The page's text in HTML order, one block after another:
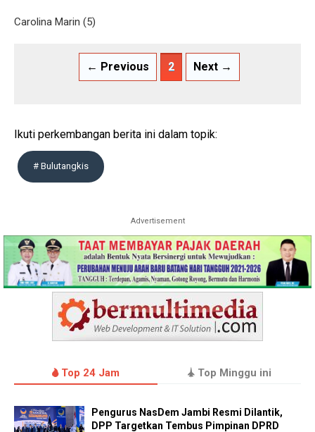
Carolina Marin (5)
← Previous 2 Next →
Ikuti perkembangan berita ini dalam topik:
# Bulutangkis
Advertisement
Top 24 Jam Top Minggu ini
Pengurus NasDem Jambi Resmi Dilantik,
DPP Targetkan Tembus Pimpinan DPRD